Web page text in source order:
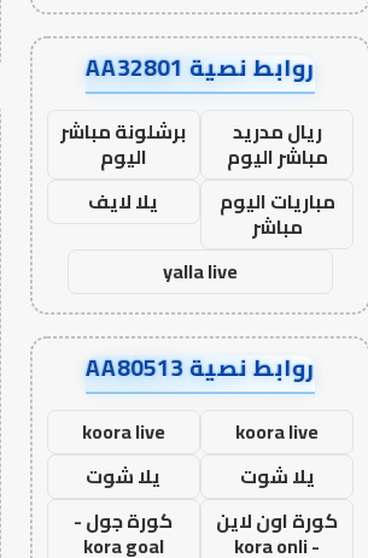
روابط نصية AA32801
ريال مدريد
مباشر اليوم
برشلونة مباشر
اليوم
مباريات اليوم
مباشر
يلا لايف
yalla live
روابط نصية AA80513
koora live
koora live
يلا شوت
يلا شوت
كورة اون لاين
- kora onli
كورة جول -
kora goal